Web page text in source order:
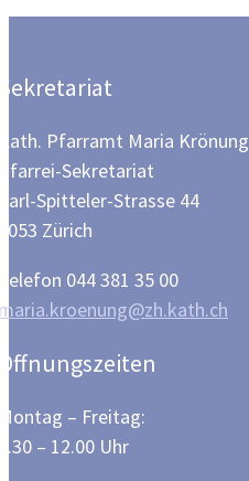
Pfarramt Maria Krönung
Sekretariat
Spitteler-Strasse 44
Zürich
044 381 35 00
– Freitag:
– 12.00 Uhr